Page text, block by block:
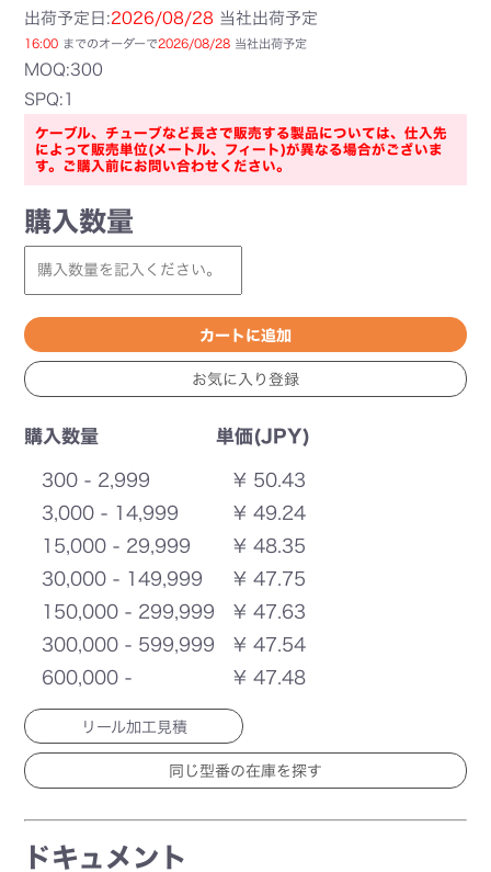
出荷予定日:2026/08/28 当社出荷予定
16:00 までのオーダーで2026/08/28 当社出荷予定
MOQ:300
SPQ:1
ケーブル、チューブなど長さで販売する製品については、仕入先
によって販売単位(メートル、フィート)が異なる場合がございま
す。ご購入前にお問い合わせください。
購入数量
購入数量 単価(JPY)
300 - 2,999
¥ 50.43
3,000 - 14,999
¥ 49.24
15,000 - 29,999
¥ 48.35
30,000 - 149,999
¥ 47.75
150,000 - 299,999
¥ 47.63
300,000 - 599,999
¥ 47.54
600,000 -
¥ 47.48
リール加工見積
ドキュメント